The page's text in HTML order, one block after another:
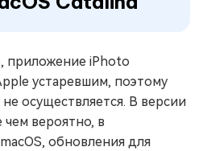
приложение iPhoto
устаревшим, поэтому
осуществляется. В версии
чем вероятно, в
обновления для